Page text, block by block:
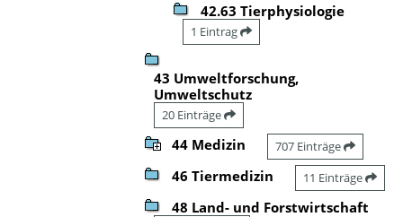
42.63 Tierphysiologie
1 Eintrag
43 Umweltforschung,
Umweltschutz
20 Einträge
44 Medizin 707 Einträge
46 Tiermedizin 11 Einträge
48 Land- und Forstwirtschaft